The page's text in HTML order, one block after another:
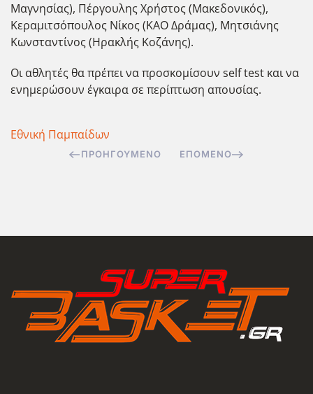
Μαγνησίας), Πέργουλης Χρήστος (Μακεδονικός),
Κεραμιτσόπουλος Νίκος (ΚΑΟ Δράμας), Μητσιάνης
Κωνσταντίνος (Ηρακλής Κοζάνης).
Οι αθλητές θα πρέπει να προσκομίσουν self test και να
ενημερώσουν έγκαιρα σε περίπτωση απουσίας.
Εθνική Παμπαίδων
ΠΡΟΗΓΟΎΜΕΝΟ ΕΠΌΜΕΝΟ